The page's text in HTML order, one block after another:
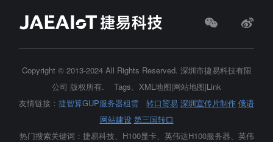
Copyright © 2013-2024 All Rights Reserved. 深圳市捷易科技有限
公司 版权所有. Tags XML地图|网站地图|Link
友情链接： 捷智算GUP服务器租赁 转口贸易 深圳宣传片制作 俄语
网站建设 第三国转口
热门搜索关键词：捷易科技、H100显卡、 英伟达H100服务器 、英伟